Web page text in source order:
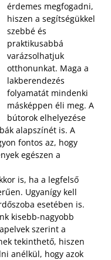
érdemes megfogadni,
hiszen a segítségükkel
szebbé és
praktikusabbá
varázsolhatjuk
otthonunkat. Maga a
lakberendezés
folyamatát mindenki
másképpen éli meg. A
bútorok elhelyezése
alapszínét is. A
fontos az, hogy
egészen a
is, ha a legfelső
Ugyanígy kell
esetében is.
kisebb-nagyobb
szerint a
tekinthető, hiszen
anélkül, hogy azok